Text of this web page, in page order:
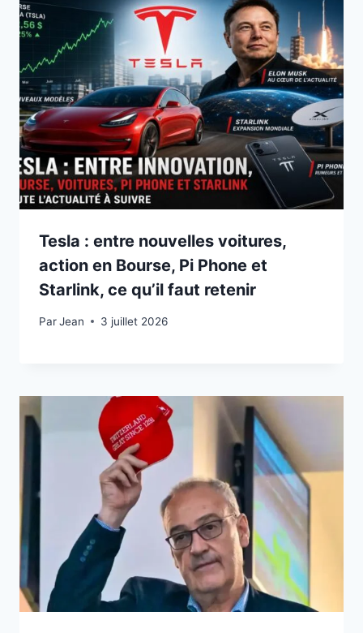
Tesla : entre nouvelles voitures,
action en Bourse, Pi Phone et
Starlink, ce qu’il faut retenir
ParJean
3 juillet 20263 juillet 2026